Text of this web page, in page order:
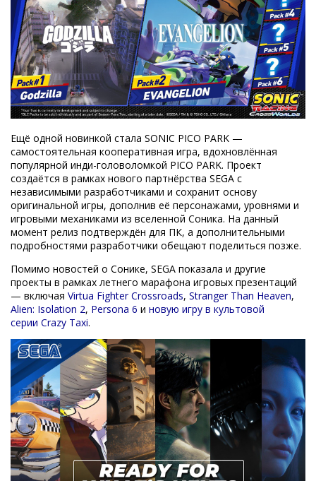
Ещё одной новинкой стала SONIC PICO PARK —
самостоятельная кооперативная игра, вдохновлённая
популярной инди-головоломкой PICO PARK. Проект
создаётся в рамках нового партнёрства SEGA с
независимыми разработчиками и сохранит основу
оригинальной игры, дополнив её персонажами, уровнями и
игровыми механиками из вселенной Соника. На данный
момент релиз подтверждён для ПК, а дополнительными
подробностями разработчики обещают поделиться позже.
Помимо новостей о Сонике, SEGA показала и другие
проекты в рамках летнего марафона игровых презентаций
— включая Virtua Fighter Crossroads, Stranger Than Heaven,
Alien: Isolation 2, Persona 6 и новую игру в культовой
серии Crazy Taxi.